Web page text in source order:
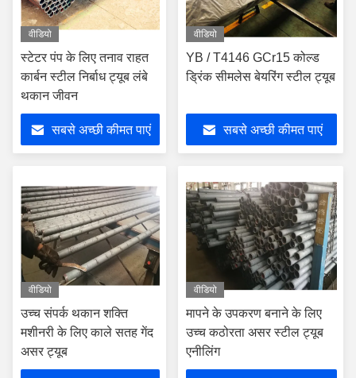
वीडियो
स्टेटर पंप के लिए तनाव राहत
कार्बन स्टील निर्बाध ट्यूब लंबे
थकान जीवन
सबसे अच्छी कीमत पाएं
वीडियो
YB / T4146 GCr15 कोल्ड
ड्रिंक सीमलेस बेयरिंग स्टील ट्यूब
सबसे अच्छी कीमत पाएं
वीडियो
उच्च संपर्क थकान शक्ति
मशीनरी के लिए काले सतह गेंद
असर ट्यूब
वीडियो
मापने के उपकरण बनाने के लिए
उच्च कठोरता असर स्टील ट्यूब
एनीलिंग